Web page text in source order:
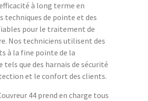
à long terme en
techniques de pointe et des
pour le traitement de
Nos techniciens utilisent des
à la fine pointe de la
que des harnais de sécurité
et le confort des clients.
44 prend en charge tous